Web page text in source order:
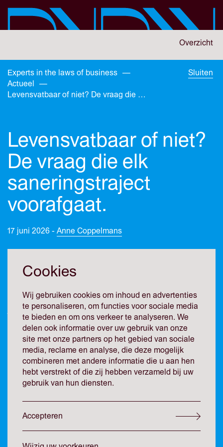
Overzicht
You
are
here:
Experts in the laws of business —
Actueel
—
Levensvatbaar of niet? De vraag die elk saneringstraject voorafgaat.
Sluiten
Levensvatbaar of niet?
De vraag die elk
saneringstraject
voorafgaat.
17 juni 2026 - Anne Coppelmans
De omzet daalt, de schulden stapelen op, een leverancier
zelf ondernemer bent of als PE-investeerder een bedrijf in
je portefeuille ziet afglijden, dit zijn de momenten waarop
de klok begint te tikken.
Financiële stress kondigt zich zelden plotseling aan. De
signalen zijn er al eerder: het moeten kiezen tussen de
betaling van facturen, een groeiende belastingschuld,
leveranciers wiens geduld op is of een bankfaciliteit die
Cookies
Wij gebruiken cookies om inhoud en advertenties
te personaliseren, om functies voor sociale media
te bieden en om ons verkeer te analyseren. We
delen ook informatie over uw gebruik van onze
site met onze partners op het gebied van sociale
media, reclame en analyse, die deze mogelijk
combineren met andere informatie die u aan hen
hebt verstrekt of die zij hebben verzameld bij uw
gebruik van hun diensten.
Accepteren